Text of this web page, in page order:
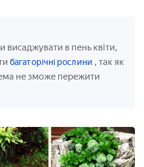
висаджувати в пень квіти,
багаторічні рослини , так як
не зможе пережити